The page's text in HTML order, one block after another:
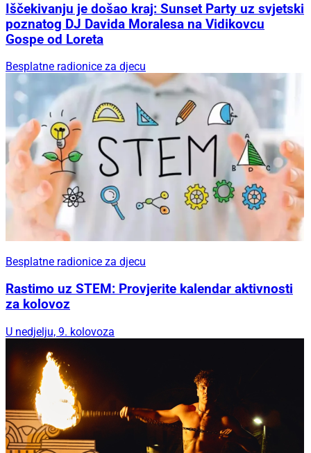
Iščekivanju je došao kraj: Sunset Party uz svjetski
poznatog DJ Davida Moralesa na Vidikovcu
Gospe od Loreta
Besplatne radionice za djecu
Besplatne radionice za djecu
Rastimo uz STEM: Provjerite kalendar aktivnosti
za kolovoz
U nedjelju, 9. kolovoza